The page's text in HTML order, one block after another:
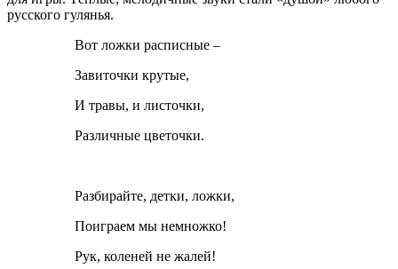
русского гулянья.
Вот ложки расписные –
Завиточки крутые,
И травы, и листочки,
Различные цветочки.
Разбирайте, детки, ложки,
Поиграем мы немножко!
Рук, коленей не жалей!